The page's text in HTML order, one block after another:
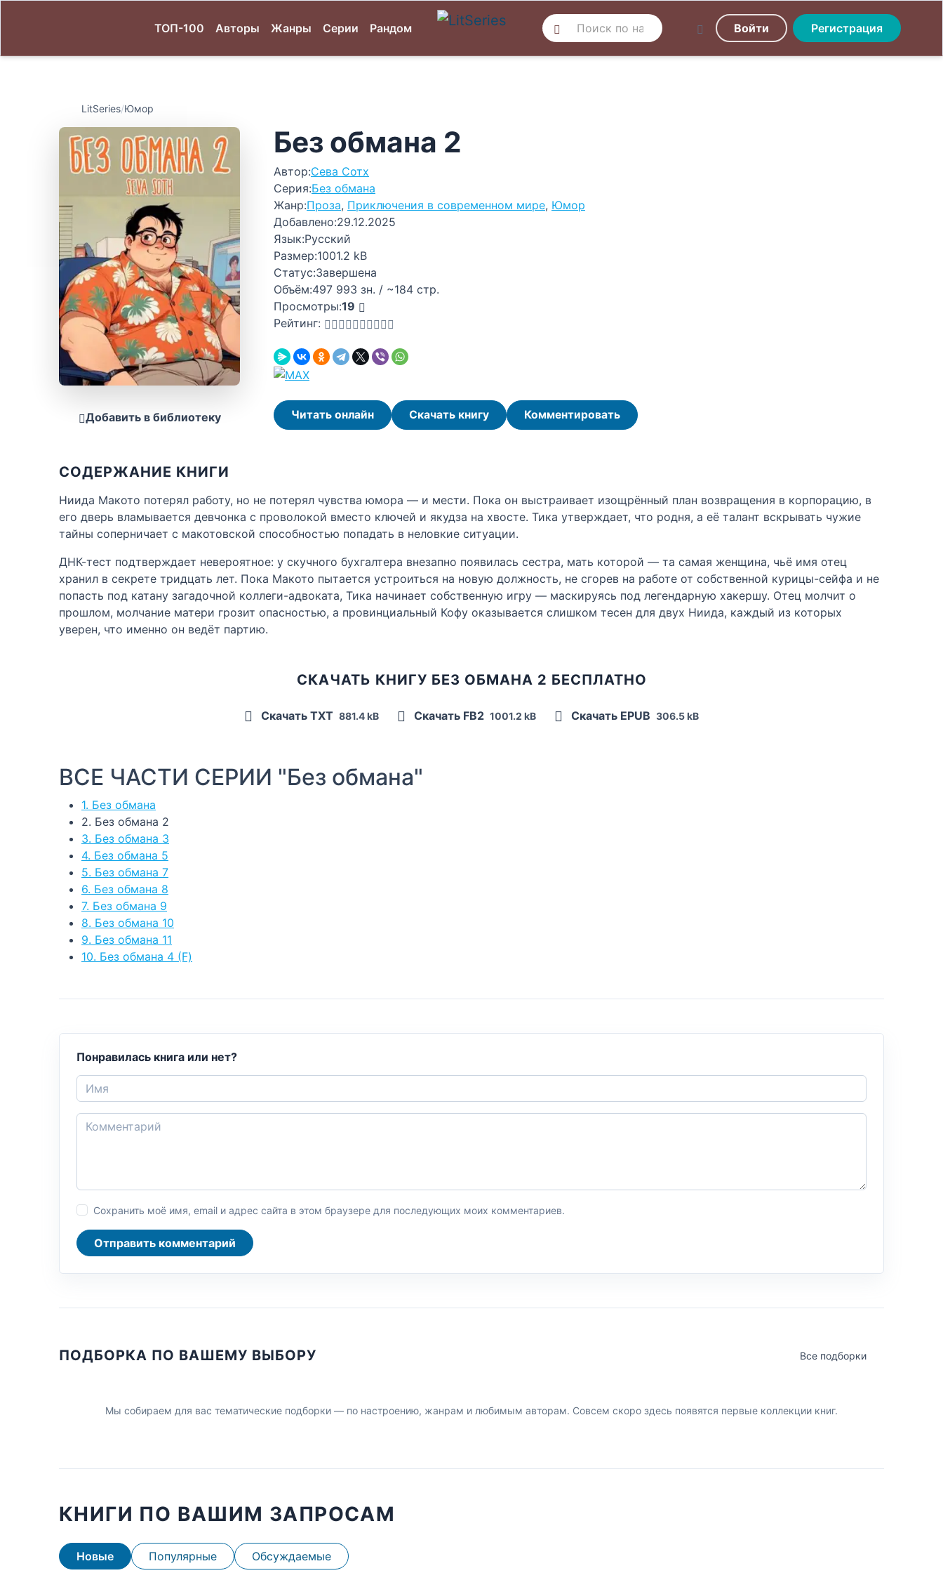
ТОП-100 Авторы Жанры Серии Рандом Войти Регистрация
LitSeries/Юмор
Добавить в библиотеку
Без обмана 2
Автор:Сева Сотх
Серия:Без обмана
Жанр:Проза, Приключения в современном мире, Юмор
Добавлено:29.12.2025
Язык:Русский
Размер:1001.2 kB
Статус:Завершена
Объём:497 993 зн. / ~184 стр.
Просмотры:19
Рейтинг:
Читать онлайн Скачать книгу Комментировать
СОДЕРЖАНИЕ КНИГИ
Ниида Макото потерял работу, но не потерял чувства юмора — и мести. Пока он выстраивает изощрённый план возвращения в корпорацию, в
его дверь вламывается девчонка с проволокой вместо ключей и якудза на хвосте. Тика утверждает, что родня, а её талант вскрывать чужие
тайны соперничает с макотовской способностью попадать в неловкие ситуации.
ДНК-тест подтверждает невероятное: у скучного бухгалтера внезапно появилась сестра, мать которой — та самая женщина, чьё имя отец
хранил в секрете тридцать лет. Пока Макото пытается устроиться на новую должность, не сгорев на работе от собственной курицы-сейфа и не
попасть под катану загадочной коллеги-адвоката, Тика начинает собственную игру — маскируясь под легендарную хакершу. Отец молчит о
прошлом, молчание матери грозит опасностью, а провинциальный Кофу оказывается слишком тесен для двух Ниида, каждый из которых
уверен, что именно он ведёт партию.
СКАЧАТЬ КНИГУ БЕЗ ОБМАНА 2 БЕСПЛАТНО
Скачать TXT 881.4 kB Скачать FB2 1001.2 kB Скачать EPUB 306.5 kB
ВСЕ ЧАСТИ СЕРИИ "Без обмана"
1. Без обмана
2. Без обмана 2
3. Без обмана 3
4. Без обмана 5
5. Без обмана 7
6. Без обмана 8
7. Без обмана 9
8. Без обмана 10
9. Без обмана 11
10. Без обмана 4 (F)
Понравилась книга или нет?
Сохранить моё имя, email и адрес сайта в этом браузере для последующих моих комментариев.
Отправить комментарий
ПОДБОРКА ПО ВАШЕМУ ВЫБОРУ Все подборки
Мы собираем для вас тематические подборки — по настроению, жанрам и любимым авторам. Совсем скоро здесь появятся первые коллекции книг.
КНИГИ ПО ВАШИМ ЗАПРОСАМ
Новые Популярные Обсуждаемые